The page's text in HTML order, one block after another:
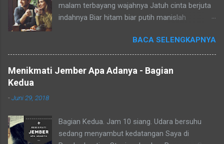
malam terbayang wajahnya Jatuh cinta berjuta
indahnya Biar hitam biar putih manislah
Dia dekat aku senang tapi salah tingkah Dia aktif
aku pura-pura jual mahal Dia diam aku cari
perhatian oh repotnya Salam Budaya! Duh yang
lagi jatuh cinta, uhuk uhuk (maaf batuk
sampai timbul kalimat "sedang di mabuk
asmara". Karena memang, kita sendiri jadi
BACA SELENGKAPNYA
Menikmati Jember Apa Adanya - Bagian
Kedua
-Juni 29, 2018
Bagian Kedua. Jam 10 siang. Udara bersuhu
sedang menyambut kedatangan Saya di